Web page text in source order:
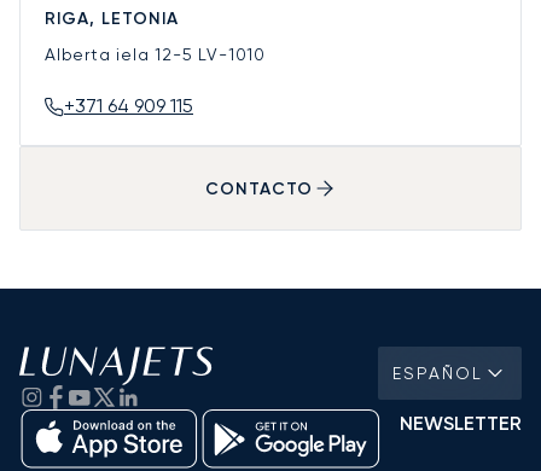
RIGA, LETONIA
Alberta iela 12-5 LV-1010
+371 64 909 115
CONTACTO
ESPAÑOL
NEWSLETTER